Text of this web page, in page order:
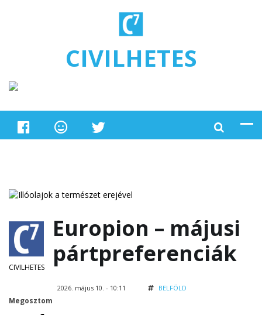
CIVILHETES
CIVILHETES
Megosztom
Europion – májusi
pártpreferenciák
2026. május 10. - 10:11 BELFÖLD